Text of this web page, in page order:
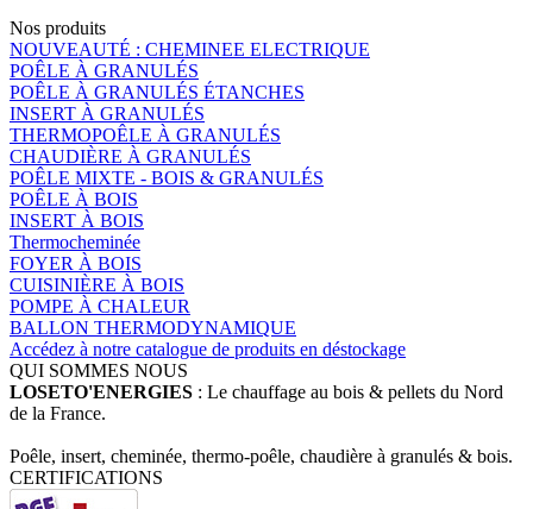
Nos produits
NOUVEAUTÉ : CHEMINEE ELECTRIQUE
POÊLE À GRANULÉS
POÊLE À GRANULÉS ÉTANCHES
INSERT À GRANULÉS
THERMOPOÊLE À GRANULÉS
CHAUDIÈRE À GRANULÉS
POÊLE MIXTE - BOIS & GRANULÉS
POÊLE À BOIS
INSERT À BOIS
Thermocheminée
FOYER À BOIS
CUISINIÈRE À BOIS
POMPE À CHALEUR
BALLON THERMODYNAMIQUE
Accédez à notre catalogue de produits en déstockage
QUI SOMMES NOUS
LOSETO'ENERGIES : Le chauffage au bois & pellets du Nord
de la France.
Poêle, insert, cheminée, thermo-poêle, chaudière à granulés & bois.
CERTIFICATIONS